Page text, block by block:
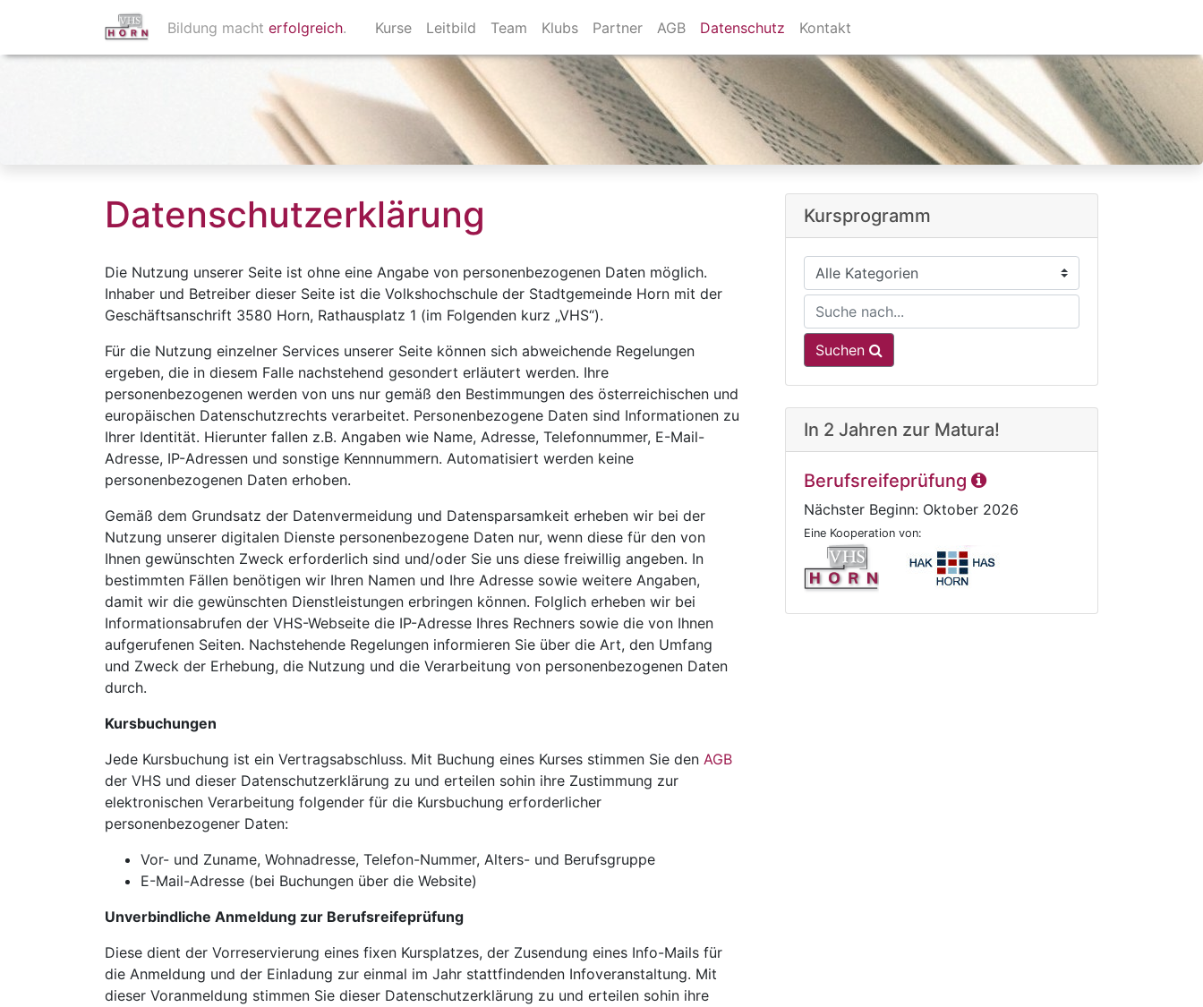
Bildung machterfolgreich. Kurse Leitbild Team Klubs Partner AGB Datenschutz Kontakt
Datenschutzerklärung
Die Nutzung unserer Seite ist ohne eine Angabe von personenbezogenen Daten möglich.
Inhaber und Betreiber dieser Seite ist die Volkshochschule der Stadtgemeinde Horn mit der
Geschäftsanschrift 3580 Horn, Rathausplatz 1 (im Folgenden kurz „VHS“).
Für die Nutzung einzelner Services unserer Seite können sich abweichende Regelungen
ergeben, die in diesem Falle nachstehend gesondert erläutert werden. Ihre
personenbezogenen werden von uns nur gemäß den Bestimmungen des österreichischen und
europäischen Datenschutzrechts verarbeitet. Personenbezogene Daten sind Informationen zu
Ihrer Identität. Hierunter fallen z.B. Angaben wie Name, Adresse, Telefonnummer, E-Mail-
Adresse, IP-Adressen und sonstige Kennnummern. Automatisiert werden keine
personenbezogenen Daten erhoben.
Gemäß dem Grundsatz der Datenvermeidung und Datensparsamkeit erheben wir bei der
Nutzung unserer digitalen Dienste personenbezogene Daten nur, wenn diese für den von
Ihnen gewünschten Zweck erforderlich sind und/oder Sie uns diese freiwillig angeben. In
bestimmten Fällen benötigen wir Ihren Namen und Ihre Adresse sowie weitere Angaben,
damit wir die gewünschten Dienstleistungen erbringen können. Folglich erheben wir bei
Informationsabrufen der VHS-Webseite die IP-Adresse Ihres Rechners sowie die von Ihnen
aufgerufenen Seiten. Nachstehende Regelungen informieren Sie über die Art, den Umfang
und Zweck der Erhebung, die Nutzung und die Verarbeitung von personenbezogenen Daten
durch.
Kursbuchungen
Jede Kursbuchung ist ein Vertragsabschluss. Mit Buchung eines Kurses stimmen Sie den AGB
der VHS und dieser Datenschutzerklärung zu und erteilen sohin ihre Zustimmung zur
elektronischen Verarbeitung folgender für die Kursbuchung erforderlicher
personenbezogener Daten:
Vor- und Zuname, Wohnadresse, Telefon-Nummer, Alters- und Berufsgruppe
E-Mail-Adresse (bei Buchungen über die Website)
Unverbindliche Anmeldung zur Berufsreifeprüfung
Diese dient der Vorreservierung eines fixen Kursplatzes, der Zusendung eines Info-Mails für
die Anmeldung und der Einladung zur einmal im Jahr stattfindenden Infoveranstaltung. Mit
dieser Voranmeldung stimmen Sie dieser Datenschutzerklärung zu und erteilen sohin ihre
Kursprogramm
Suchen
In 2 Jahren zur Matura!
Berufsreifeprüfung
Nächster Beginn: Oktober 2026
Eine Kooperation von: